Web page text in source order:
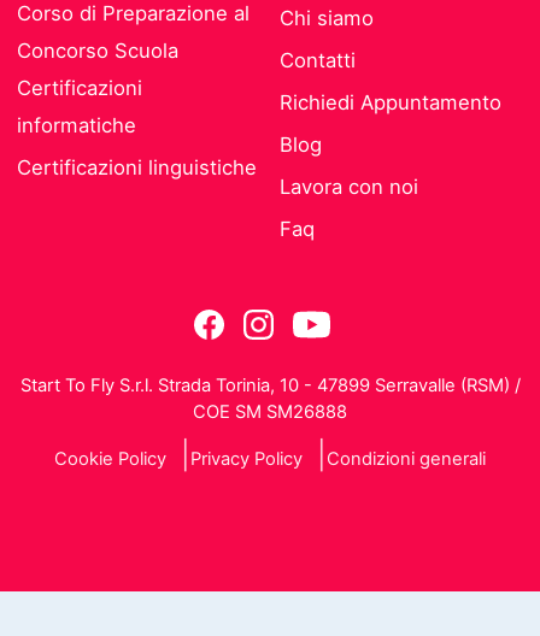
Corso di Preparazione al
Concorso Scuola
Certificazioni
informatiche
Certificazioni linguistiche
Chi siamo
Contatti
Richiedi Appuntamento
Blog
Lavora con noi
Faq
Start To Fly S.r.l. Strada Torinia, 10 - 47899 Serravalle (RSM) /
COE SM SM26888
Cookie Policy Privacy Policy Condizioni generali